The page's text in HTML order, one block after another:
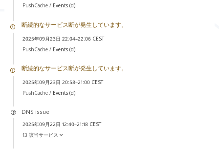
PushCache / Events (d)
断続的なサービス断が発生しています。
2025年09月23日 22:04–22:06 CEST
PushCache / Events (d)
断続的なサービス断が発生しています。
2025年09月23日 20:58–21:00 CEST
PushCache / Events (d)
DNS issue
2025年09月22日 12:40–21:18 CEST
13 該当サービス